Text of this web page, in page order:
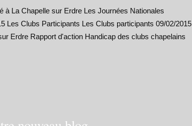
à La Chapelle sur Erdre Les Journées Nationales
Les Clubs Participants Les Clubs participants 09/02/2015
Erdre Rapport d'action Handicap des clubs chapelains